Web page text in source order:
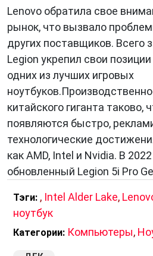
характеристикам, Lenovo
пользуется популярностью
представляет собой
кто ищет надежное и
устройство.
Lenovo обратила свое
рынок, что вызвало
других поставщиков. Всего
Legion укрепил свои
одних из лучших игровых
китайского гиганта таково,
появляются быстро,
технологические
как AMD, Intel и Nvidia. В
обновленный Legion 5i Pro
Тэги: , Intel Alder Lake,
ноутбук
Категории: Компьютеры,